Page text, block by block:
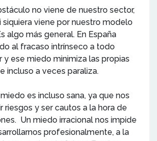
no viene de nuestro sector,
siquiera viene por nuestro modelo
algo más general. En España
al fracaso intrínseco a todo
y ese miedo minimiza las propias
incluso a veces paraliza.
es incluso sana, ya que nos
riesgos y ser cautos a la hora de
Un miedo irracional nos impide
profesionalmente, a la